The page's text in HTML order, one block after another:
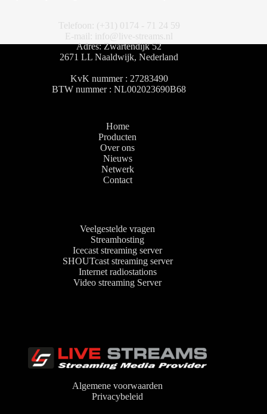
Telefoon: (+31) 0174 - 71 24 59
E-mail: info@live-streams.nl
Adres: Zwartendijk 52
2671 LL Naaldwijk, Nederland
KvK nummer : 27283490
BTW nummer : NL002023690B68
Home
Producten
Over ons
Nieuws
Netwerk
Contact
Veelgestelde vragen
Streamhosting
Icecast streaming server
SHOUTcast streaming server
Internet radiostations
Video streaming Server
Algemene voorwaarden
Privacybeleid